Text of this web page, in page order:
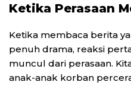
Ketika Perasaan
Ketika membaca berita
penuh drama, reaksi
muncul dari perasaan.
anak-anak korban